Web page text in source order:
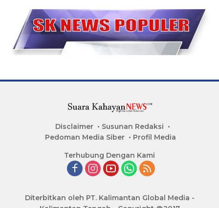
Disclaimer
Susunan Redaksi
Pedoman Media Siber
Profil Media
Terhubung Dengan Kami
Diterbitkan oleh PT. Kalimantan Global Media -